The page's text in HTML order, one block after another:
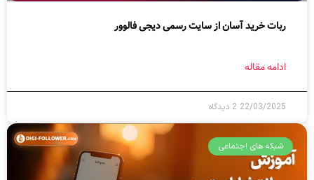
ربات خرید آسان از سایت رسمی دیجی فالوور
ادامه مقاله
22/03/2025 2 دیدگاه
شبکه های اجتماعی